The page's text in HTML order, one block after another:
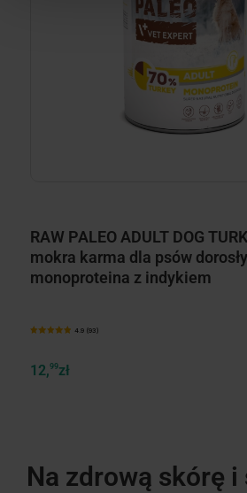
RAW PALEO ADULT DOG
mokra karma dla psów
monoproteina z indykiem
4.9 (93)
12,99zł
Na zdrową skórę i